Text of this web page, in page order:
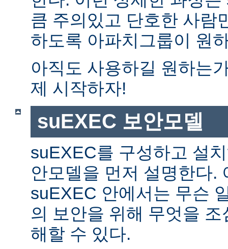
큼 주의있고 단호한 사람
하도록 아파치그룹이 원
아직도 사용하길 원하는
제 시작하자!
suEXEC 보안모델
suEXEC를 구성하고 설
안모델을 먼저 설명한다.
suEXEC 안에서는 무슨
의 보안을 위해 무엇을
해할 수 있다.